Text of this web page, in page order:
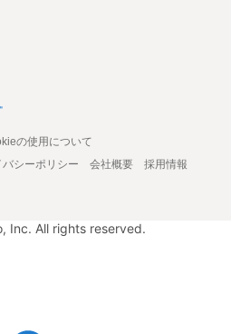
の使用について
バシーポリシー 会社概要
採用情報
Inc. All rights reserved.